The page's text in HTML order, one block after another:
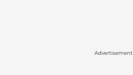
Advertisement